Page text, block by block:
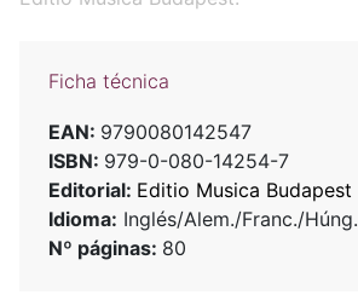
Ficha técnica
EAN: 9790080142547
ISBN: 979-0-080-14254-7
Editorial: Editio Musica Budapest
Idioma: Inglés/Alem./Franc./Húng.
Nº páginas: 80